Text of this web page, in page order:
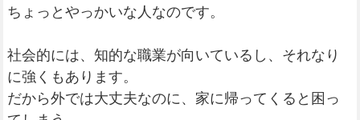
ちょっとやっかいな人なのです。
社会的には、知的な職業が向いているし、それなり
に強くもあります。
だから外では大丈夫なのに、家に帰ってくると困っ